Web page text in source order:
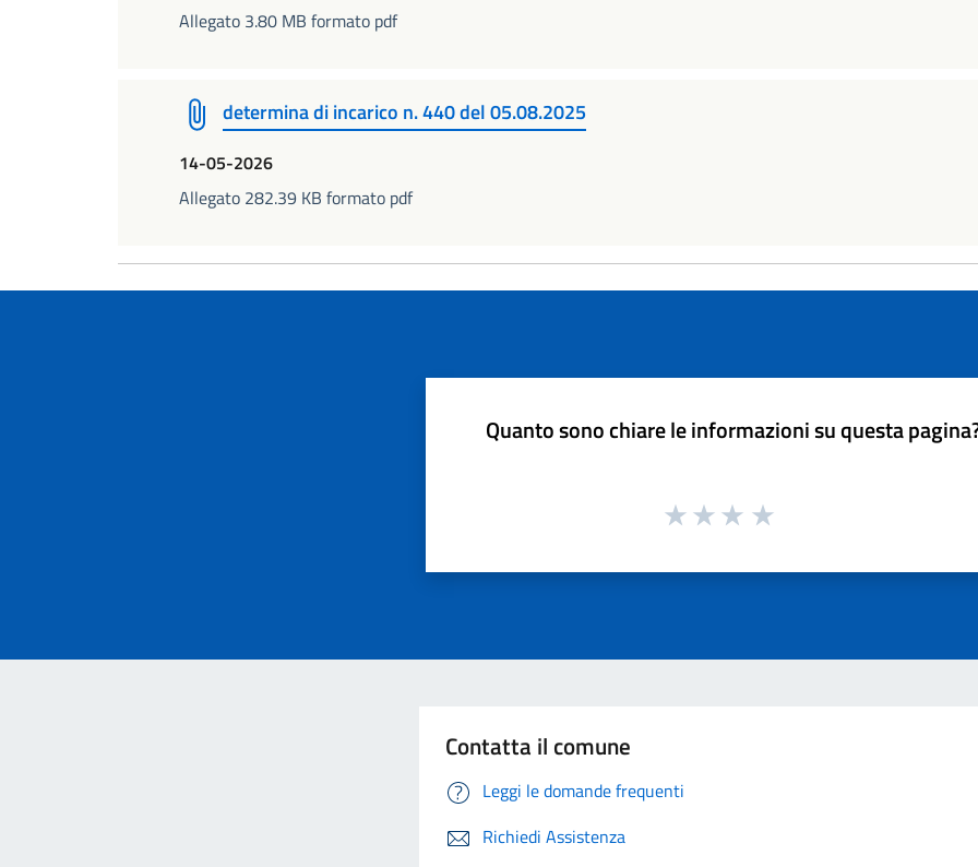
Allegato 3.80 MB formato pdf
determina di incarico n. 440 del 05.08.2025
14-05-2026
Allegato 282.39 KB formato pdf
Quanto sono chiare le informazioni su questa
Contatta il comune
Leggi le domande frequenti
Richiedi Assistenza